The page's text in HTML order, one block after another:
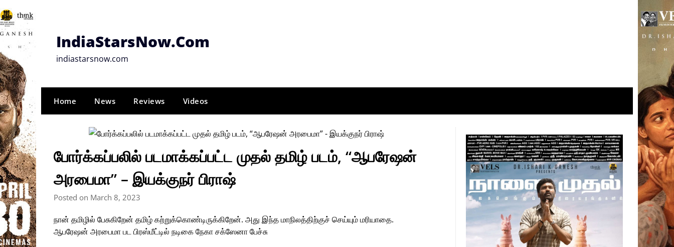
Skip
to
content
IndiaStarsNow.Com
indiastarsnow.com
Home News Reviews Videos
போர்க்கப்பலில் படமாக்கப்பட்ட முதல் தமிழ் படம், “ஆபரேஷன்
அரபைமா” – இயக்குநர் பிராஷ்
Posted on March 8, 2023
நான் தமிழில் பேசுகிறேன் தமிழ் கற்றுக்கொண்டிருக்கிறேன். அது இந்த மாநிலத்திற்குச் செய்யும் மரியாதை.
ஆபரேஷன் அரபைமா பட பிரஸ்மீட்டில் நடிகை நேகா சக்ஸேனா பேச்சு